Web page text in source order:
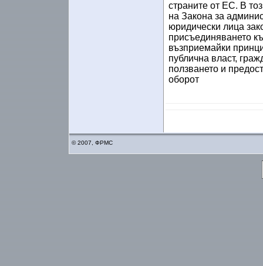
страните от ЕС. В
на Закона за
юридически лица
присъединяването
възприемайки
публична власт,
ползването и
оборот
© 2007, ФРМС